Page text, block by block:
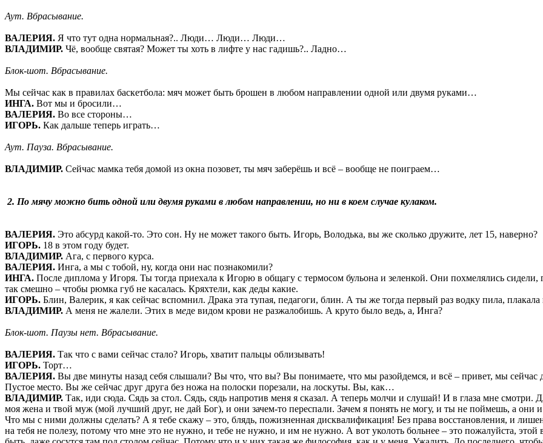
Аут. Вбрасывание.
ВАЛЕРИЯ. Я что тут одна нормальная?.. Люди… Люди… Люди…
ВЛАДИМИР. Чё, вообще святая? Может ты хоть в лифте у нас гадишь?.. Ладно…
Блок-шот. Вбрасывание.
Мы сейчас как в правилах баскетбола: мяч может быть брошен в любом направлении одной или двумя руками…
ИНГА. Вот мы и бросили…
ВАЛЕРИЯ. Во все стороны…
ИГОРЬ. Как дальше теперь играть…
Аут. Пауза. Вбрасывание.
ВЛАДИМИР. Сейчас мамка тебя домой из окна позовет, ты мяч заберёшь и всё – вообще не поиграем…
2. По мячу можно бить одной или двумя руками в любом направлении, но ни в коем случае кулаком.
ВАЛЕРИЯ. Это абсурд какой-то. Это сон. Ну не может такого быть. Игорь, Володька, вы же сколько дружите, лет 15, наверно?
ИГОРЬ. 18 в этом году будет.
ВЛАДИМИР. Ага, с первого курса.
ВАЛЕРИЯ. Инга, а мы с тобой, ну, когда они нас познакомили?
ИНГА. После диплома у Игоря. Ты тогда приехала к Игорю в общагу с термосом бульона и зеленкой. Они похмелялись
так смешно – чтобы рюмка губ не касалась. Кряхтели, как деды какие.
ИГОРЬ. Блин, Валерик, я как сейчас вспомнил. Драка эта тупая, педагоги, блин. А ты же тогда первый раз водку пила,
ВЛАДИМИР. А меня не жалели. Этих в меде видом крови не разжалобишь. А круто было ведь, а, Инга?
Блок-шот. Паузы нет. Вбрасывание.
ВАЛЕРИЯ. Так что с вами сейчас стало? Игорь, хватит пальцы облизывать!
ИГОРЬ. Торт…
ВАЛЕРИЯ. Вы две минуты назад себя слышали? Вы что, что вы? Вы понимаете, что мы разойдемся, и всё – привет, мы
Пустое место. Вы же сейчас друг друга без ножа на полоски порезали, на лоскуты. Вы, как…
ВЛАДИМИР. Так, иди сюда. Сядь за стол. Сядь, сядь напротив меня я сказал. А теперь молчи и слушай! И в глаза мне
моя жена и твой муж (мой лучший друг, не дай Бог), и они зачем-то переспали. Зачем я понять не могу, и ты не поймешь, а они
Что мы с ними должны сделать? А я тебе скажу – это, блядь, пожизненная дисквалификация! Без права восстановления, и
на тебя не полезу, потому что мне это не нужно, и тебе не нужно, и им не нужно. А вот уколоть больнее – это пожалуйста,